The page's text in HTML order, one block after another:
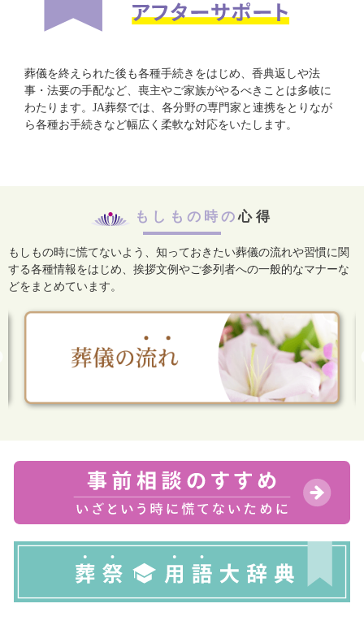
葬儀を終えられた後も各種手続きをはじめ、香典返しや法
事・法要の手配など、喪主やご家族がやるべきことは多岐に
わたります。JA葬祭では、各分野の専門家と連携をとりなが
ら各種お手続きなど幅広く柔軟な対応をいたします。
もしもの時の心得
もしもの時に慌てないよう、知っておきたい葬儀の流れや習慣に関
する各種情報をはじめ、 挨拶文例やご参列者への一般的なマナーな
どをまとめています。